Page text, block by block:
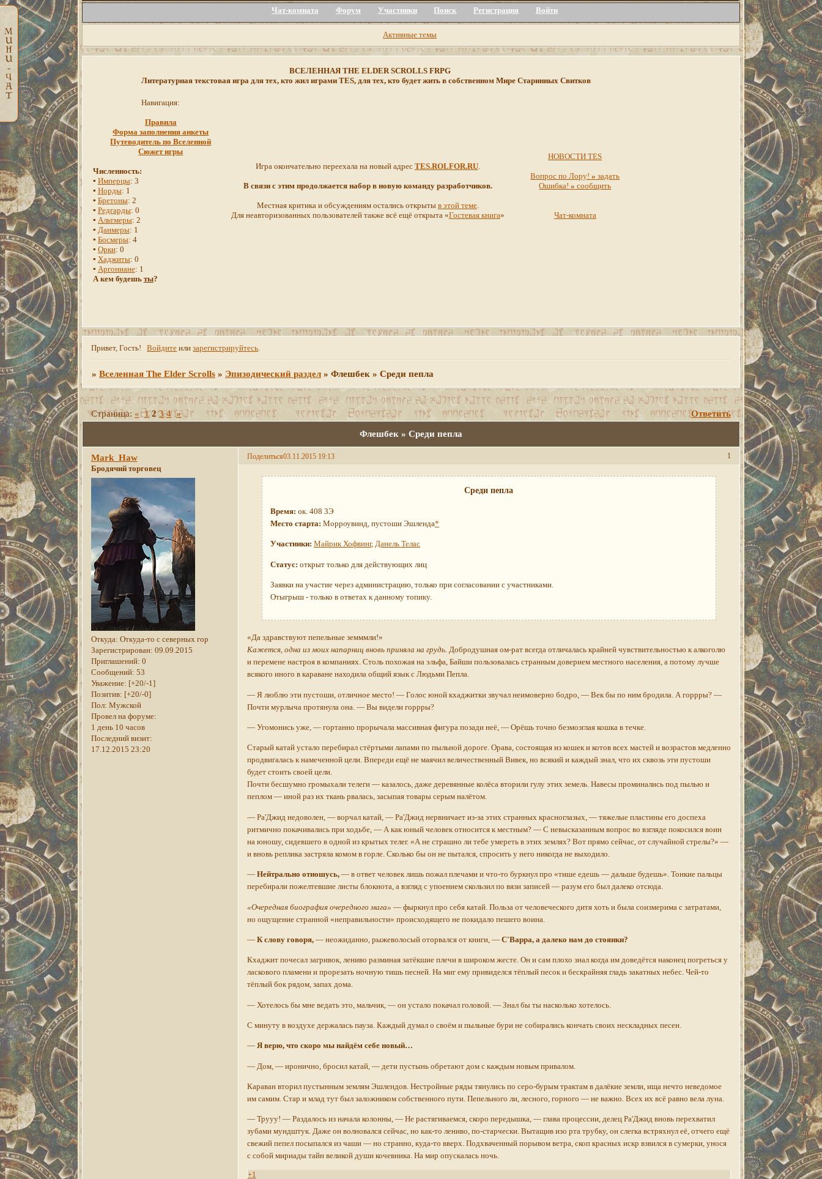
Чат-комната Форум Участники Поиск Регистрация Войти
Активные темы
ВСЕЛЕННАЯ THE ELDER SCROLLS FRPG
Литературная текстовая игра для тех, кто жил играми TES, для тех, кто будет жить в собственном Мире Старинных Свитков
Навигация:
Правила
Форма заполнения анкеты
Путеводитель по Вселенной
Сюжет игры
Численность:
▪ Имперцы: 3
▪ Норды: 1
▪ Бретоны: 2
▪ Редгарды: 0
▪ Альтмеры: 2
▪ Данмеры: 1
▪ Босмеры: 4
▪ Орки: 0
▪ Хаджиты: 0
▪ Аргониане: 1
А кем будешь ты?
Игра окончательно переехала на новый адрес TES.ROLFOR.RU.
В связи с этим продолжается набор в новую команду разработчиков.
Местная критика и обсуждениям остались открыты в этой теме.
Для неавторизованных пользователей также всё ещё открыта «Гостевая книга»
НОВОСТИ TES
Вопрос по Лору!» задать
Ошибка!» сообщить
Чат-комната
Привет, Гость! Войдите илизарегистрируйтесь
»Вселенная The Elder Scrolls » Эпизодический раздел »Флешбек » Среди пепла
Флешбек » Среди пепла
Страница: « 1 2 3 4 » Ответить
Поделиться 1
03.11.2015 19:13
Mark_Haw
Бродячий торговец
Откуда: Откуда-то с северных гор
Зарегистрирован: 09.09.2015
Приглашений: 0
Сообщений: 53
Уважение: [+20/-1]
Позитив: [+20/-0]
Пол: Мужской
Провел на форуме:
1 день 10 часов
Последний визит:
17.12.2015 23:20
Среди пепла
Время: ок. 408 3Э
Место старта: Морроувинд, пустоши Эшленда*
Участники: Майрик Хофвинг,Данель Телас
Статус: открыт только для действующих лиц
Заявки на участие через администрацию, только при согласовании с участниками.
Отыгрыш - только в ответах к данному топику.
«Да здравствуют пепельные земммли!»
Кажется, одна из моих напарниц вновь приняла на грудь. Добродушная ом-рат всегда отличалась крайней чувствительностью к алкоголю
и перемене настроя в компаниях. Столь похожая на эльфа, Байши пользовалась странным доверием местного населения, а потому лучше
всякого иного в караване находила общий язык с Людьми Пепла.
— Я люблю эти пустоши, отличное место! — Голос юной кхаджитки звучал неимоверно бодро, — Век бы по ним бродила. А горрры? —
Почти мурлыча протянула она. — Вы видели горрры?
— Угомонись уже, — гортанно прорычала массивная фигура позади неё, — Орёшь точно безмозглая кошка в течке.
Старый катай устало перебирал стёртыми лапами по пыльной дороге. Орава, состоящая из кошек и котов всех мастей и возрастов медленно
продвигалась к намеченной цели. Впереди ещё не маячил величественный Вивек, но всякий и каждый знал, что их сквозь эти пустоши
будет стоить своей цели.
Почти бесшумно громыхали телеги — казалось, даже деревянные колёса вторили гулу этих земель. Навесы проминались под пылью и
пеплом — иной раз их ткань рвалась, засыпая товары серым налётом.
— Ра'Джид недоволен, — ворчал катай, — Ра'Джид нервничает из-за этих странных красноглазых, — тяжелые пластины его доспеха
ритмично покачивались при ходьбе, — А как юный человек относится к местным? — С невысказанным вопрос во взгляде покосился воин
на юношу, сидевшего в одной из крытых телег. «А не страшно ли тебе умереть в этих землях? Вот прямо сейчас, от случайной стрелы?» —
и вновь реплика застряла комом в горле. Сколько бы он не пытался, спросить у него никогда не выходило.
—Нейтрально отношусь,— в ответ человек лишь пожал плечами и что-то буркнул про «тише едешь — дальше будешь». Тонкие пальцы
перебирали пожелтевшие листы блокнота, а взгляд с упоением скользил по вязи записей — разум его был далеко отсюда.
«Очередная биография очередного мага» — фыркнул про себя катай. Польза от человеческого дитя хоть и была соизмерима с затратами,
но ощущение странной «неправильности» происходящего не покидало пешего воина.
—К слову говоря,— неожиданно, рыжеволосый оторвался от книги, — С'Варра, а далеко нам до стоянки?
Кхаджит почесал загривок, лениво разминая затёкшие плечи в широком жесте. Он и сам плохо знал когда им доведётся наконец погреться у
ласкового пламени и прорезать ночную тишь песней. На миг ему привиделся тёплый песок и бескрайняя гладь закатных небес. Чей-то
тёплый бок рядом, запах дома.
— Хотелось бы мне ведать это, мальчик, — он устало покачал головой. — Знал бы ты насколько хотелось.
С минуту в воздухе держалась пауза. Каждый думал о своём и пыльные бури не собирались кончать своих нескладных песен.
— Я верю, что скоро мы найдём себе новый…
— Дом, — иронично, бросил катай, — дети пустынь обретают дом с каждым новым привалом.
Караван вторил пустынным землям Эшлендов. Нестройные ряды тянулись по серо-бурым трактам в далёкие земли, ища нечто неведомое
им самим. Стар и млад тут был заложником собственного пути. Пепельного ли, лесного, горного — не важно. Всех их всё равно вела луна.
— Трууу! — Раздалось из начала колонны, — Не растягиваемся, скоро передышка, — глава процессии, делец Ра'Джид вновь перехватил
зубами мундштук. Даже он волновался сейчас, но как-то лениво, по-старчески. Вытащив изо рта трубку, он слегка встряхнул её, отчего ещё
свежий пепел посыпался из чаши — но странно, куда-то вверх. Подхваченный порывом ветра, скоп красных искр взвился в сумерки, унося
с собой мириады тайн великой души кочевника. На мир опускалась ночь.
+1